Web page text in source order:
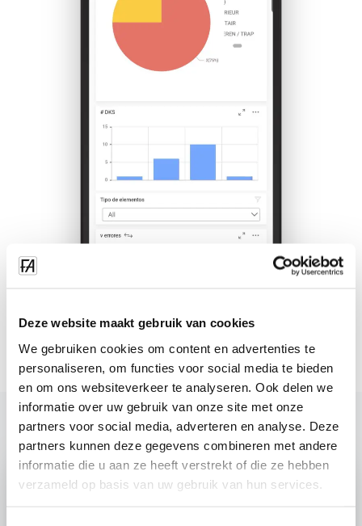
Deze website maakt gebruik van cookies
We gebruiken cookies om content en advertenties te
personaliseren, om functies voor social media te bieden
en om ons websiteverkeer te analyseren. Ook delen we
informatie over uw gebruik van onze site met onze
partners voor social media, adverteren en analyse. Deze
partners kunnen deze gegevens combineren met andere
informatie die u aan ze heeft verstrekt of die ze hebben
verzameld op basis van uw gebruik van hun services.